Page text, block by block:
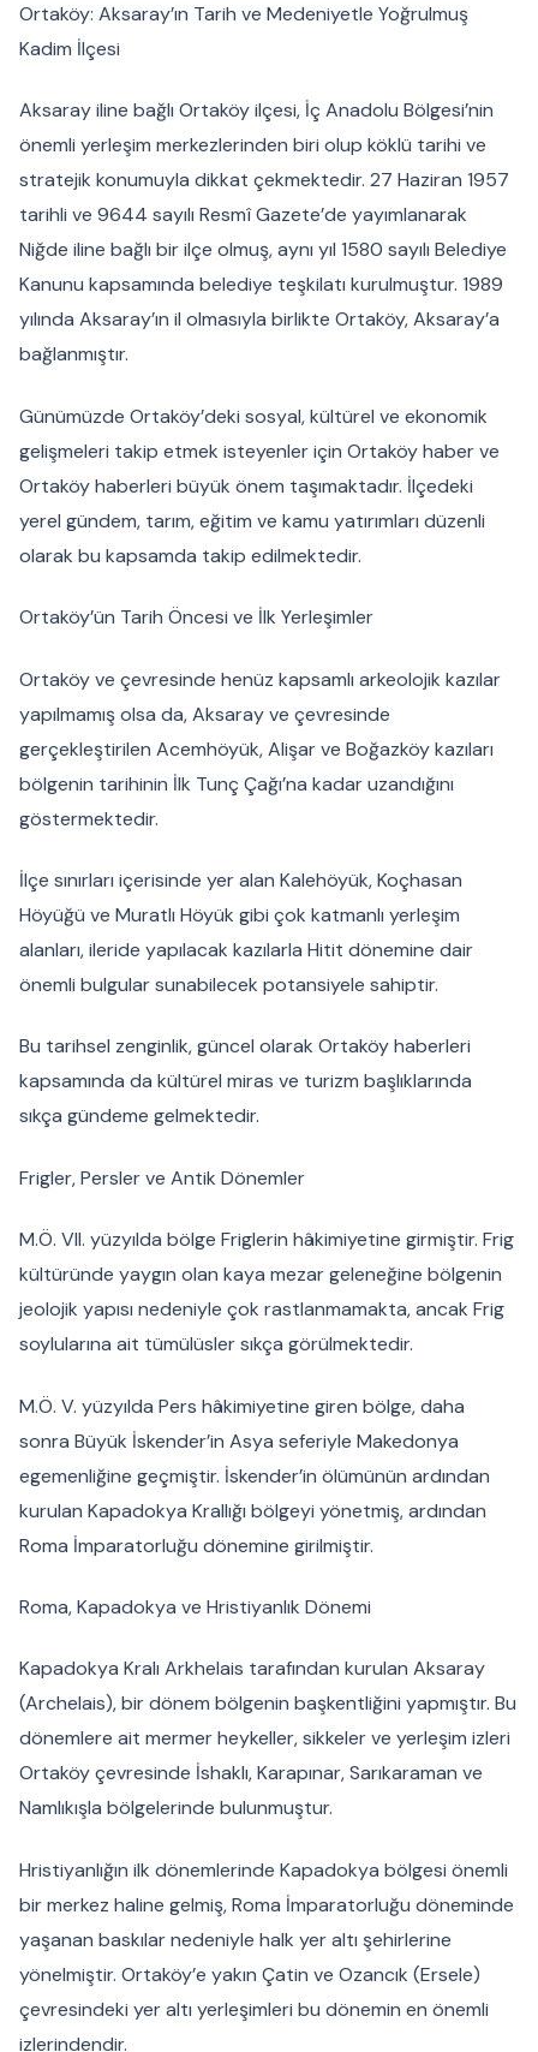
Ortaköy: Aksaray’ın Tarih ve Medeniyetle Yoğrulmuş
Kadim İlçesi
Aksaray iline bağlı Ortaköy ilçesi, İç Anadolu Bölgesi’nin
önemli yerleşim merkezlerinden biri olup köklü tarihi ve
stratejik konumuyla dikkat çekmektedir. 27 Haziran 1957
tarihli ve 9644 sayılı Resmî Gazete’de yayımlanarak
Niğde iline bağlı bir ilçe olmuş, aynı yıl 1580 sayılı Belediye
Kanunu kapsamında belediye teşkilatı kurulmuştur. 1989
yılında Aksaray’ın il olmasıyla birlikte Ortaköy, Aksaray’a
bağlanmıştır.
Günümüzde Ortaköy’deki sosyal, kültürel ve ekonomik
gelişmeleri takip etmek isteyenler için Ortaköy haber ve
Ortaköy haberleri büyük önem taşımaktadır. İlçedeki
yerel gündem, tarım, eğitim ve kamu yatırımları düzenli
olarak bu kapsamda takip edilmektedir.
Ortaköy’ün Tarih Öncesi ve İlk Yerleşimler
Ortaköy ve çevresinde henüz kapsamlı arkeolojik kazılar
yapılmamış olsa da, Aksaray ve çevresinde
gerçekleştirilen Acemhöyük, Alişar ve Boğazköy kazıları
bölgenin tarihinin İlk Tunç Çağı’na kadar uzandığını
göstermektedir.
İlçe sınırları içerisinde yer alan Kalehöyük, Koçhasan
Höyüğü ve Muratlı Höyük gibi çok katmanlı yerleşim
alanları, ileride yapılacak kazılarla Hitit dönemine dair
önemli bulgular sunabilecek potansiyele sahiptir.
Bu tarihsel zenginlik, güncel olarak Ortaköy haberleri
kapsamında da kültürel miras ve turizm başlıklarında
sıkça gündeme gelmektedir.
Frigler, Persler ve Antik Dönemler
M.Ö. VII. yüzyılda bölge Friglerin hâkimiyetine girmiştir. Frig
kültüründe yaygın olan kaya mezar geleneğine bölgenin
jeolojik yapısı nedeniyle çok rastlanmamakta, ancak Frig
soylularına ait tümülüsler sıkça görülmektedir.
M.Ö. V. yüzyılda Pers hâkimiyetine giren bölge, daha
sonra Büyük İskender’in Asya seferiyle Makedonya
egemenliğine geçmiştir. İskender’in ölümünün ardından
kurulan Kapadokya Krallığı bölgeyi yönetmiş, ardından
Roma İmparatorluğu dönemine girilmiştir.
Roma, Kapadokya ve Hristiyanlık Dönemi
Kapadokya Kralı Arkhelais tarafından kurulan Aksaray
(Archelais), bir dönem bölgenin başkentliğini yapmıştır. Bu
dönemlere ait mermer heykeller, sikkeler ve yerleşim izleri
Ortaköy çevresinde İshaklı, Karapınar, Sarıkaraman ve
Namlıkışla bölgelerinde bulunmuştur.
Hristiyanlığın ilk dönemlerinde Kapadokya bölgesi önemli
bir merkez haline gelmiş, Roma İmparatorluğu döneminde
yaşanan baskılar nedeniyle halk yer altı şehirlerine
yönelmiştir. Ortaköy’e yakın Çatin ve Ozancık (Ersele)
çevresindeki yer altı yerleşimleri bu dönemin en önemli
izlerindendir.